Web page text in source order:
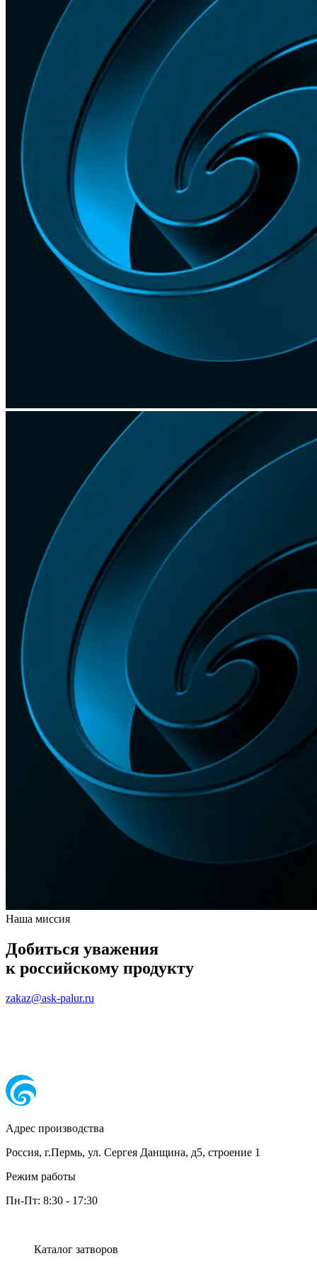
Наша миссия
Добиться уважения
к российскому продукту
zakaz@ask-palur.ru
Адрес производства
Россия, г.Пермь, ул. Сергея Данщина, д5, строение 1
Режим работы
Пн-Пт: 8:30 - 17:30
Каталог затворов